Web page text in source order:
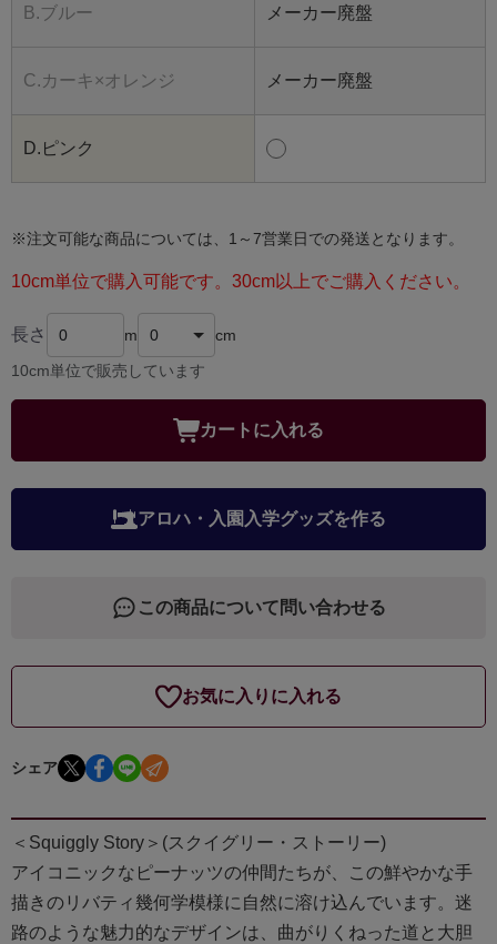
B.ブルー メーカー廃盤
C.カーキ×オレンジ メーカー廃盤
D.ピンク
※注文可能な商品については、1～7営業日での発送となります。
10cm単位で購入可能です。30cm以上でご購入ください。
長さ m cm
10cm単位で販売しています
カートに入れる
アロハ・入園入学グッズを作る
この商品について問い合わせる
お気に入りに入れる
シェア
＜Squiggly Story＞(スクイグリー・ストーリー)
アイコニックなピーナッツの仲間たちが、この鮮やかな手
描きのリバティ幾何学模様に自然に溶け込んでいます。迷
路のような魅力的なデザインは、曲がりくねった道と大胆